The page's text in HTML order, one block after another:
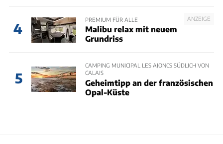
4
ANZEIGE
PREMIUM FÜR ALLE
Malibu relax mit neuem
Grundriss
5
CAMPING MUNICIPAL LES AJONCS SÜDLICH VON
CALAIS
Geheimtipp an der französischen
Opal-Küste